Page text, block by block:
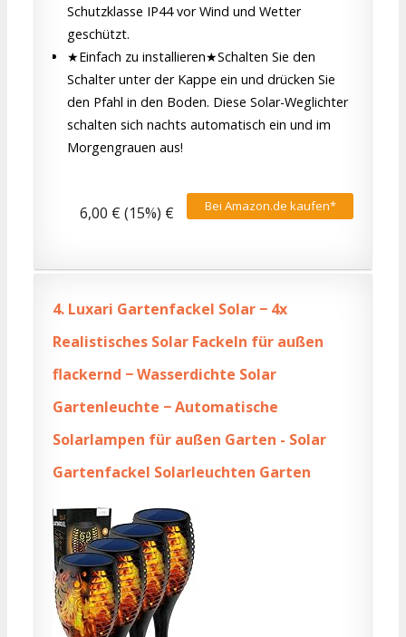
Schutzklasse IP44 vor Wind und Wetter
geschützt.
★Einfach zu installieren★Schalten Sie den
Schalter unter der Kappe ein und drücken Sie
den Pfahl in den Boden. Diese Solar-Weglichter
schalten sich nachts automatisch ein und im
Morgengrauen aus!
Bei Amazon.de kaufen*
6,00 € (15%) €
4. Luxari Gartenfackel Solar − 4x
Realistisches Solar Fackeln für außen
flackernd − Wasserdichte Solar
Gartenleuchte − Automatische
Solarlampen für außen Garten - Solar
Gartenfackel Solarleuchten Garten